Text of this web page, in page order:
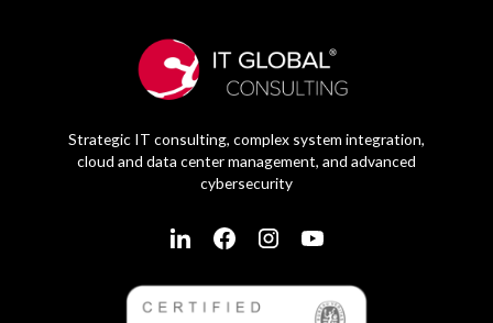
Strategic IT consulting, complex system integration,
cloud and data center management, and advanced
cybersecurity